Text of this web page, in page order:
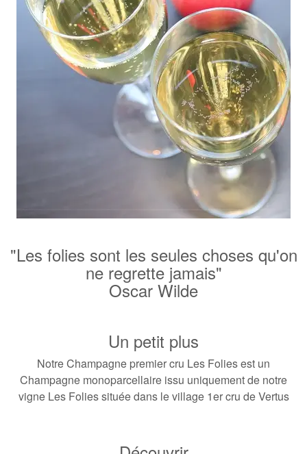
"Les folies sont les seules choses qu'on
ne regrette jamais"
Oscar Wilde
Un petit plus
Notre Champagne premier cru Les Folies est un
Champagne monoparcellaire issu uniquement de notre
vigne Les Folies située dans le village 1er cru de Vertus